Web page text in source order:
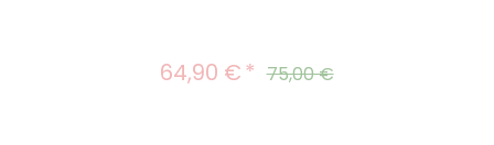
Verkaufspreis:
64,90 € Regulärer Preis:
75,00 €